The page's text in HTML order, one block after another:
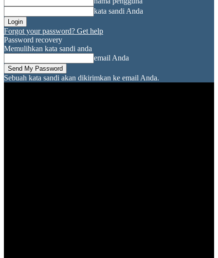
kata sandi Anda
Forgot your password? Get help
Password recovery
Memulihkan kata sandi anda
email Anda
Sebuah kata sandi akan dikirimkan ke email Anda.